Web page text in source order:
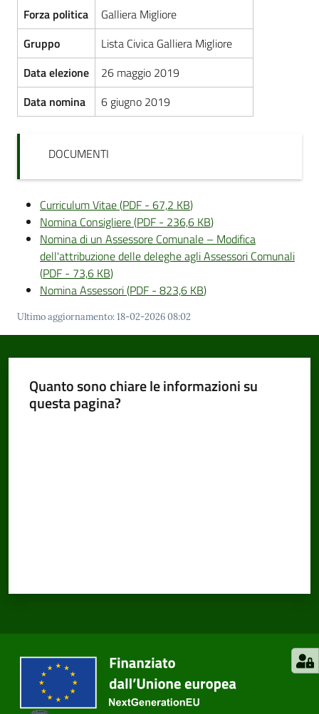
Forza politica
Galliera Migliore
Gruppo
Lista Civica Galliera Migliore
Data elezione
26 maggio 2019
Data nomina
6 giugno 2019
DOCUMENTI
Curriculum Vitae(PDF - 67,2 KB)
Nomina Consigliere(PDF - 236,6 KB)
Nomina di un Assessore Comunale – Modifica
dell'attribuzione delle deleghe agli Assessori Comunali
(PDF - 73,6 KB)
Nomina Assessori(PDF - 823,6 KB)
Ultimo aggiornamento:18-02-2026 08:02
Quanto sono chiare le informazioni su
questa pagina?